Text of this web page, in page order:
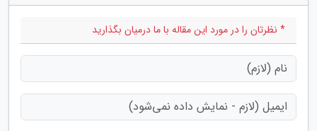
* نظرتان را در مورد این مقاله با ما درمیان بگذارید